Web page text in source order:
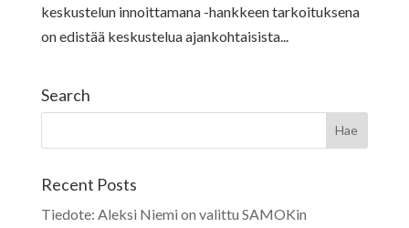
keskustelun innoittamana -hankkeen tarkoituksena
on edistää keskustelua ajankohtaisista...
Search
Recent Posts
Tiedote: Aleksi Niemi on valittu SAMOKin